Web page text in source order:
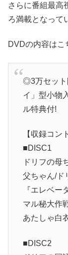
さらに番組最高
ろ満載となって
DVDの内容はこ
◎3万セット
イ」型小物
ル特典付!
【収録コン
■DISC1
ドリフの母
父ちゃん/ド
『エレベー
マル秘大作
あたしゃ白
■DISC2